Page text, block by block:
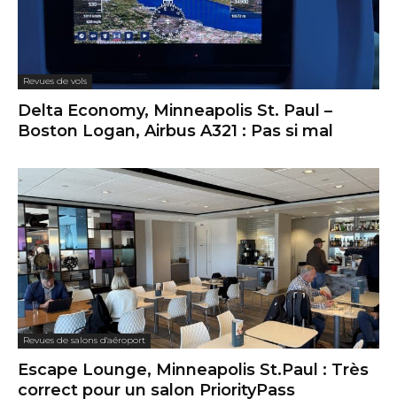
Revues de vols
Delta Economy, Minneapolis St. Paul –
Boston Logan, Airbus A321 : Pas si mal
Revues de salons d'aéroport
Escape Lounge, Minneapolis St.Paul : Très
correct pour un salon PriorityPass